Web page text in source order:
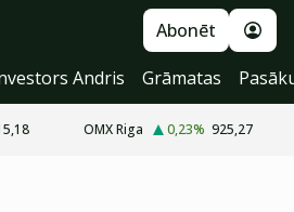
Abonēt
Andris Grāmatas
OMX Riga 0,23% 925,27